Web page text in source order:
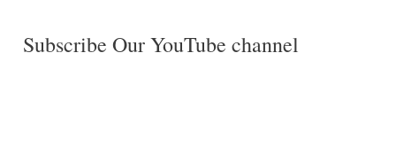
Subscribe Our YouTube channel